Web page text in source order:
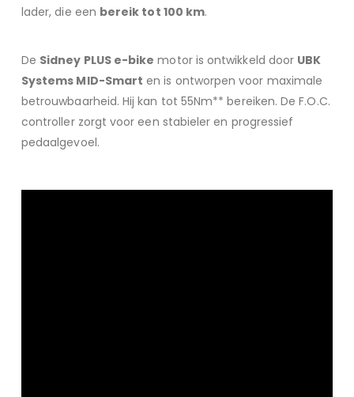
lader, die een bereik tot 100 km.
De Sidney PLUS e-bike motor is ontwikkeld door UBK
Systems MID-Smart en is ontworpen voor maximale
betrouwbaarheid. Hij kan tot 55Nm** bereiken. De F.O.C.
controller zorgt voor een stabieler en progressief
pedaalgevoel.